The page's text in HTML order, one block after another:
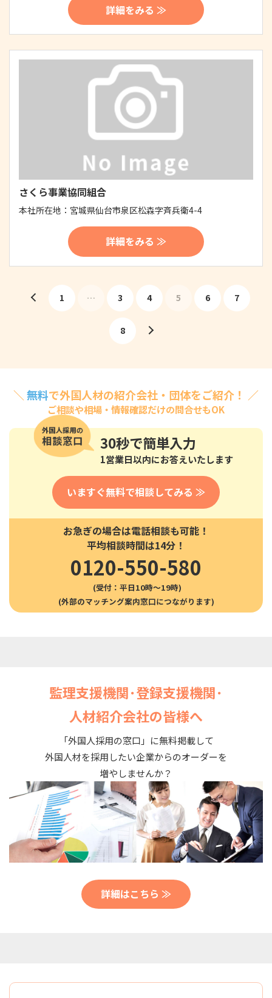
詳細をみる ≫
さくら事業協同組合
本社所在地： 宮城県仙台市泉区松森字斉兵衛4-4
詳細をみる ≫
1 … 3 4 5 6 7
8
＼ 無料で外国人材の紹介会社・団体をご紹介！ ／
ご相談や相場・情報確認だけの問合せもOK
30秒で簡単入力
1営業日以内にお答えいたします
いますぐ無料で相談してみる ≫
お急ぎの場合は電話相談も可能！
平均相談時間は14分！
0120-550-580
(受付：平日10時〜19時)
監理支援機関･登録支援機関･
人材紹介会社の皆様へ
「外国人採用の窓口」に無料掲載して
外国人材を採用したい企業からのオーダーを
増やしませんか？
詳細はこちら ≫